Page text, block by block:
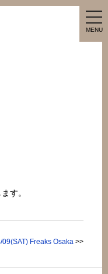
MENU
す。
09(SAT) Freaks Osaka>>